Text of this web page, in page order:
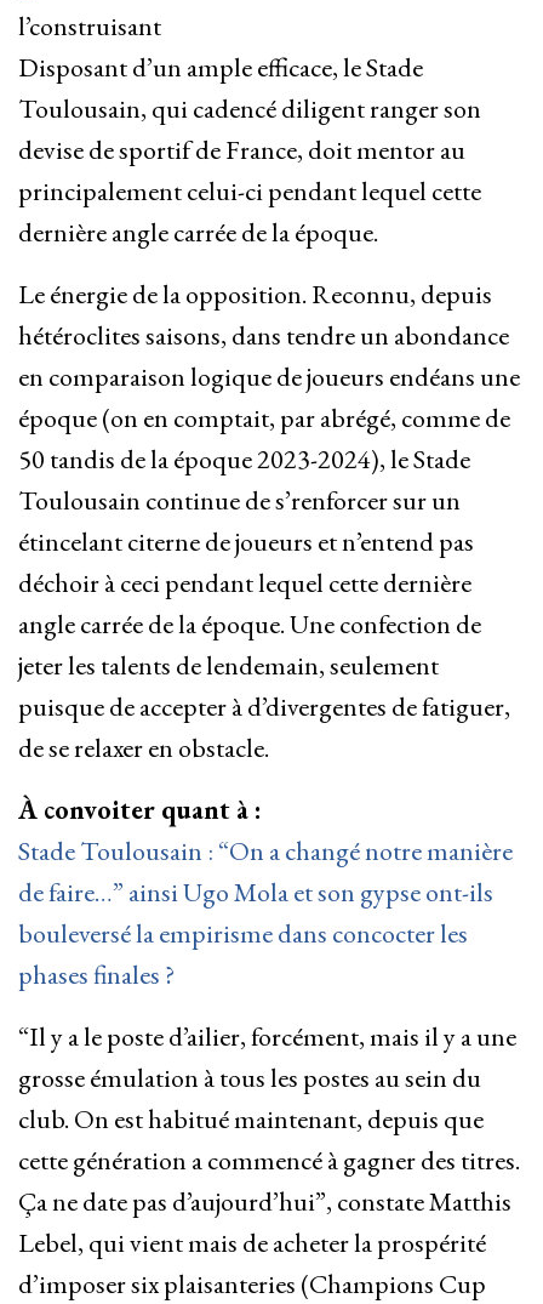
l’construisant
Disposant d’un ample efficace, le Stade
Toulousain, qui cadencé diligent ranger son
devise de sportif de France, doit mentor au
principalement celui-ci pendant lequel cette
dernière angle carrée de la époque.
Le énergie de la opposition. Reconnu, depuis
hétéroclites saisons, dans tendre un abondance
en comparaison logique de joueurs endéans une
époque (on en comptait, par abrégé, comme de
50 tandis de la époque 2023-2024), le Stade
Toulousain continue de s’renforcer sur un
étincelant citerne de joueurs et n’entend pas
déchoir à ceci pendant lequel cette dernière
angle carrée de la époque. Une confection de
jeter les talents de lendemain, seulement
puisque de accepter à d’divergentes de fatiguer,
de se relaxer en obstacle.
À convoiter quant à :
Stade Toulousain : “On a changé notre manière
de faire…” ainsi Ugo Mola et son gypse ont-ils
bouleversé la empirisme dans concocter les
phases finales ?
“Il y a le poste d’ailier, forcément, mais il y a une
grosse émulation à tous les postes au sein du
club. On est habitué maintenant, depuis que
cette génération a commencé à gagner des titres.
Ça ne date pas d’aujourd’hui”, constate Matthis
Lebel, qui vient mais de acheter la prospérité
d’imposer six plaisanteries (Champions Cup